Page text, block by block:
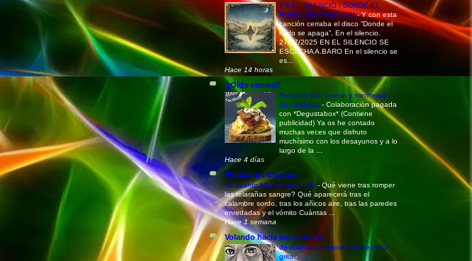
EN EL SILENCIO ( DONDE EL
RUIDO SE APAGA, 14)-Y con esta
canción cerraba el disco “Donde el
ruido se apaga”, En el silencio.
27/07/2025 EN EL SILENCIO SE
ESCUCHA A.BARO En el silencio se
es...
Hace 14 horas
¡¡Oído cocina!!
Revuelto con beicon y mermelada
de calabaza - Colaboración pagada
con *Degustabox* (Contiene
publicidad) Ya os he contado
muchas veces que disfruto
muchísimo con los desayunos y a lo
largo de la ...
Hace 4 días
Pinchando Charcos
de cuanto final es un punto - Qué viene tras romper
las telarañas sangre? Qué aparecerá tras el
calambre sordo, tras los añicos aire, tras las paredes
enredadas y el vómito Cuántas ...
Hace 1 semana
Volando hacia las estrellas
de cuando la impotencia se hace
grito-